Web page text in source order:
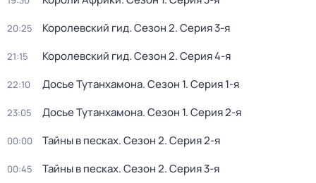
20:25 Королевский гид. Сезон 2. Серия 3-я
21:15 Королевский гид. Сезон 2. Серия 4-я
22:10 Досье Тутанхамона. Сезон 1. Серия 1-я
23:05 Досье Тутанхамона. Сезон 1. Серия 2-я
00:00 Тайны в песках. Сезон 2. Серия 2-я
00:45 Тайны в песках. Сезон 2. Серия 3-я